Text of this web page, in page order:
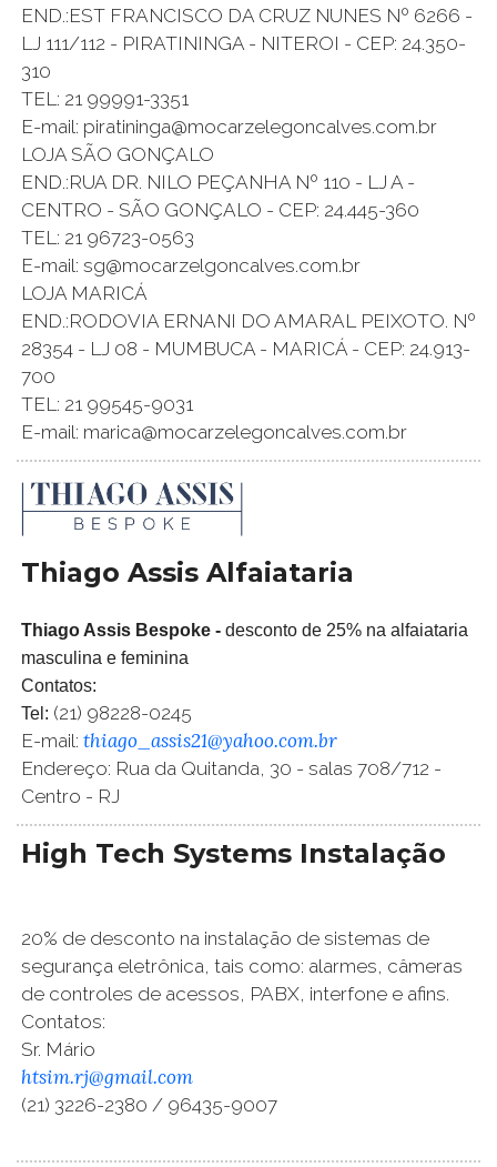
END.:EST FRANCISCO DA CRUZ NUNES Nº 6266 -
LJ 111/112 - PIRATININGA - NITEROI - CEP: 24.350-
310
TEL: 21 99991-3351
E-mail: piratininga@mocarzelegoncalves.com.br
LOJA SÃO GONÇALO
END.:RUA DR. NILO PEÇANHA Nº 110 - LJ A -
CENTRO - SÃO GONÇALO - CEP: 24.445-360
TEL: 21 96723-0563
E-mail: sg@mocarzelgoncalves.com.br
LOJA MARICÁ
END.:RODOVIA ERNANI DO AMARAL PEIXOTO. Nº
28354 - LJ 08 - MUMBUCA - MARICÁ - CEP: 24.913-
700
TEL: 21 99545-9031
E-mail: marica@mocarzelegoncalves.com.br
Thiago Assis Alfaiataria
Thiago Assis Bespoke - desconto de 25% na alfaiataria
masculina e feminina
Contatos:
Tel: (21) 98228-0245
E-mail: thiago_assis21@yahoo.com.br
Endereço: Rua da Quitanda, 30 - salas 708/712 -
Centro - RJ
High Tech Systems Instalação
20% de desconto na instalação de sistemas de
segurança eletrônica, tais como: alarmes, câmeras
de controles de acessos, PABX, interfone e afins.
Contatos:
Sr. Mário
htsim.rj@gmail.com
(21) 3226-2380 / 96435-9007